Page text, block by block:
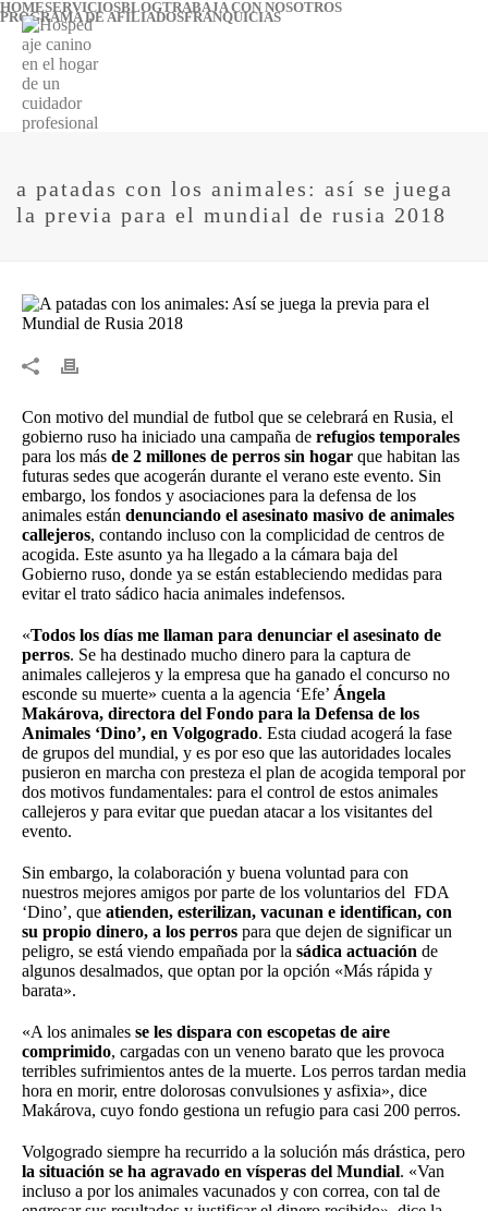
HOMESERVICIOSBLOGTRABAJA CON NOSOTROS
PROGRAMA DE AFILIADOSFRANQUICIAS
a patadas con los animales: así se juega
la previa para el mundial de rusia 2018
Con motivo del mundial de futbol que se celebrará en Rusia, el
gobierno ruso ha iniciado una campaña de refugios temporales
para los más de 2 millones de perros sin hogar que habitan las
futuras sedes que acogerán durante el verano este evento. Sin
embargo, los fondos y asociaciones para la defensa de los
animales están denunciando el asesinato masivo de animales
callejeros, contando incluso con la complicidad de centros de
acogida. Este asunto ya ha llegado a la cámara baja del
Gobierno ruso, donde ya se están estableciendo medidas para
evitar el trato sádico hacia animales indefensos.
«Todos los días me llaman para denunciar el asesinato de
perros. Se ha destinado mucho dinero para la captura de
animales callejeros y la empresa que ha ganado el concurso no
esconde su muerte» cuenta a la agencia ‘Efe’ Ángela
Makárova, directora del Fondo para la Defensa de los
Animales ‘Dino’, en Volgogrado. Esta ciudad acogerá la fase
de grupos del mundial, y es por eso que las autoridades locales
pusieron en marcha con presteza el plan de acogida temporal por
dos motivos fundamentales: para el control de estos animales
callejeros y para evitar que puedan atacar a los visitantes del
evento.
Sin embargo, la colaboración y buena voluntad para con
nuestros mejores amigos por parte de los voluntarios del FDA
‘Dino’, que atienden, esterilizan, vacunan e identifican, con
su propio dinero, a los perros para que dejen de significar un
peligro, se está viendo empañada por la sádica actuación de
algunos desalmados, que optan por la opción «Más rápida y
barata».
«A los animales se les dispara con escopetas de aire
comprimido, cargadas con un veneno barato que les provoca
terribles sufrimientos antes de la muerte. Los perros tardan media
hora en morir, entre dolorosas convulsiones y asfixia», dice
Makárova, cuyo fondo gestiona un refugio para casi 200 perros.
Volgogrado siempre ha recurrido a la solución más drástica, pero
la situación se ha agravado en vísperas del Mundial. «Van
incluso a por los animales vacunados y con correa, con tal de